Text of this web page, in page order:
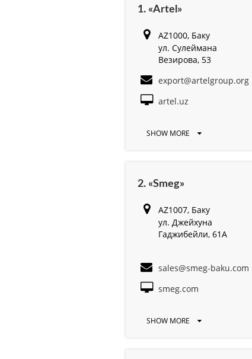
1. «Artel»
AZ1000, Баку
ул. Сулеймана
Везирова, 53
export@artelgroup.org
artel.uz
SHOW MORE
2. «Smeg»
AZ1007, Баку
ул. Джейхуна
Гаджибейли, 61A
sales@smeg-baku.com
smeg.com
SHOW MORE